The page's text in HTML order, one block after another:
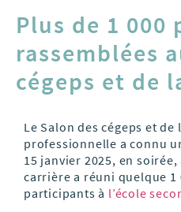
Plus de 1 000
rassemblées
cégeps et de
Le Salon des cégeps et
professionnelle a connu
15 janvier 2025, en
carrière a réuni quelque
participants à l’école